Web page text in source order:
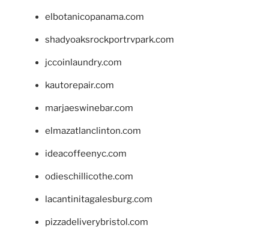
elbotanicopanama.com
shadyoaksrockportrvpark.com
jccoinlaundry.com
kautorepair.com
marjaeswinebar.com
elmazatlanclinton.com
ideacoffeenyc.com
odieschillicothe.com
lacantinitagalesburg.com
pizzadeliverybristol.com